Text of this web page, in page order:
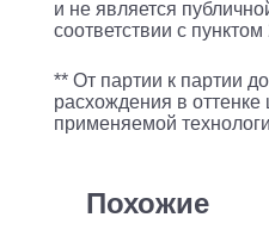
и не является
соответствии с
** От партии к партии
расхождения в
применяемой
Похожие